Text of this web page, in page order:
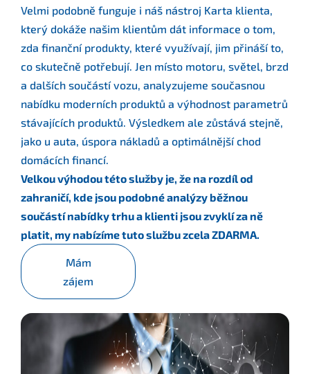
Velmi podobně funguje i náš nástroj Karta klienta,
který dokáže našim klientům dát informace o tom,
zda finanční produkty, které využívají, jim přináší to,
co skutečně potřebují. Jen místo motoru, světel, brzd
a dalších součástí vozu, analyzujeme současnou
nabídku moderních produktů a výhodnost parametrů
stávajících produktů. Výsledkem ale zůstává stejně,
jako u auta, úspora nákladů a optimálnější chod
domácích financí.
Velkou výhodou této služby je, že na rozdíl od
zahraničí, kde jsou podobné analýzy běžnou
součástí nabídky trhu a klienti jsou zvyklí za ně
platit, my nabízíme tuto službu zcela ZDARMA.
Mám
zájem